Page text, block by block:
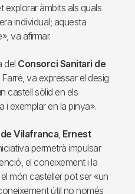
explorar àmbits als quals
individual; aquesta
va afirmar.
del Consorci Sanitari de
va expressar el desig
castell sòlid en els
i exemplar en la pinya».
Vilafranca, Ernest
permetrà impulsar
el coneixement i la
món casteller pot ser «un
útil no només